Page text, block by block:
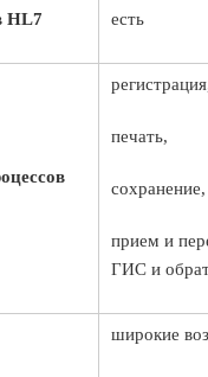
HL7 есть
печать,
сохранение,
прием и
ГИС и
широкие